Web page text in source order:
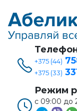
+375 (44)
+375 (33)
Режим
с 09:00 до